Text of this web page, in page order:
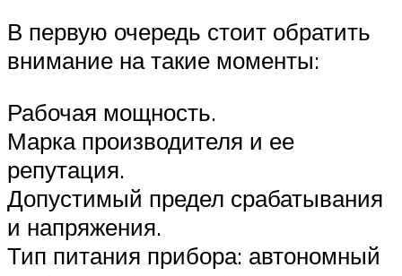
В первую очередь стоит обратить
внимание на такие моменты:
Рабочая мощность.
Марка производителя и ее
репутация.
Допустимый предел срабатывания
и напряжения.
Тип питания прибора: автономный